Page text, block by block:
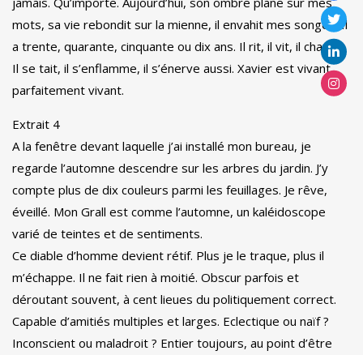
mots, sa vie rebondit sur la mienne, il envahit mes songes. Il
a trente, quarante, cinquante ou dix ans. Il rit, il vit, il chante.
Il se tait, il s’enflamme, il s’énerve aussi. Xavier est vivant,
parfaitement vivant.
Extrait 4
A la fenêtre devant laquelle j’ai installé mon bureau, je
regarde l’automne descendre sur les arbres du jardin. J’y
compte plus de dix couleurs parmi les feuillages. Je rêve,
éveillé. Mon Grall est comme l’automne, un kaléidoscope
varié de teintes et de sentiments.
Ce diable d’homme devient rétif. Plus je le traque, plus il
m’échappe. Il ne fait rien à moitié. Obscur parfois et
déroutant souvent, à cent lieues du politiquement correct.
Capable d’amitiés multiples et larges. Eclectique ou naïf ?
Inconscient ou maladroit ? Entier toujours, au point d’être